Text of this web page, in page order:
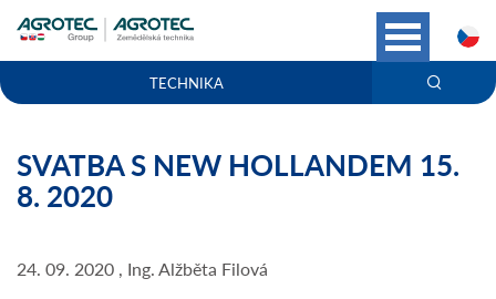
TECHNIKA
SVATBA S NEW HOLLANDEM 15.
8. 2020
24. 09. 2020 , Ing. Alžběta Filová